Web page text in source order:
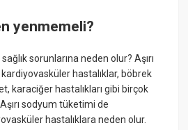
yenmemeli?
sorunlarına neden olur? Aşırı
hastalıklar, böbrek
karaciğer hastalıkları gibi birçok
sodyum tüketimi de
hastalıklara neden olur.